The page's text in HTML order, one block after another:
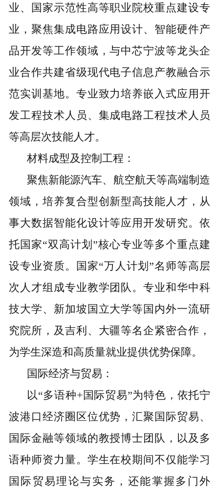
业、国家示范性高等职业院校重点建设专
业，聚焦集成电路应用设计、智能硬件产
品开发等工作领域，与中芯宁波等龙头企
业合作共建省级现代电子信息产教融合示
范实训基地。专业致力培养嵌入式应用开
发工程技术人员、集成电路工程技术人员
等高层次技能人才。
材料成型及控制工程：
聚焦新能源汽车、航空航天等高端制造
领域，培养复合型创新型高技能人才，从
事大数据智能化设计等应用开发研究。依
托国家“双高计划”核心专业等多个重点建
设专业资质。国家“万人计划”名师等高层
次人才组成专业教学团队。专业和华中科
技大学、新加坡国立大学等国内外一流研
究院所，及吉利、大疆等名企紧密合作，
为学生深造和高质量就业提供优势保障。
国际经济与贸易：
以“多语种+国际贸易”为特色，依托宁
波港口经济圈区位优势，汇聚国际贸易、
国际金融等领域的教授博士团队，以及多
语种师资力量。学生在校期间不仅能学习
国际贸易理论与实务，还能掌握多门外